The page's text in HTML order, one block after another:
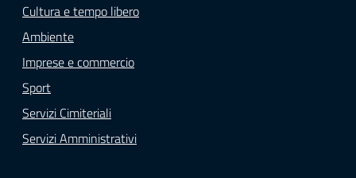
Cultura e tempo libero
Ambiente
Imprese e commercio
Sport
Servizi Cimiteriali
Servizi Amministrativi